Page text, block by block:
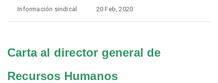
Información sindical 20 Feb, 2020
Carta al director general de
Recursos Humanos